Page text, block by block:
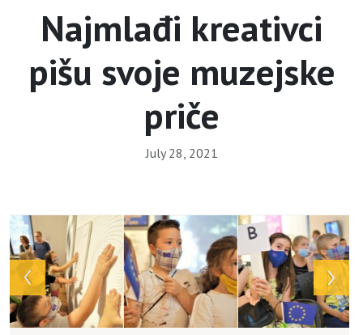
Najmlađi kreativci
pišu svoje muzejske
priče
July 28, 2021